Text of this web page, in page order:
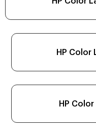
HP Color
HP